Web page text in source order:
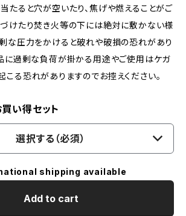
たると穴が空いたり、焦げや燃えることがご
づけたり焚き火等の下には絶対に敷かない様
剰な圧力をかけると破れや破損の恐れがあり
品に過剰な負荷が掛かる用途やご使用はケガ
る恐れがありますのでお控えください。
い得セット
選択する（必須）
shipping available
Add to cart